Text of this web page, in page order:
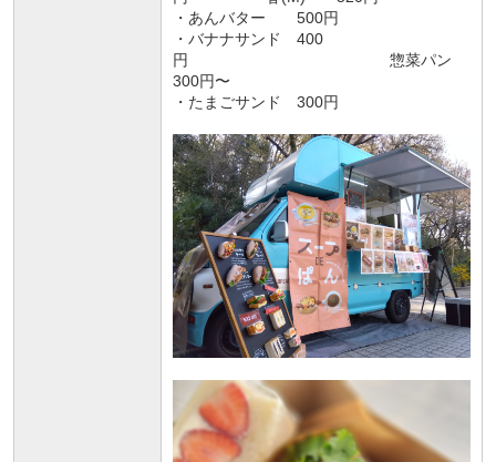
・あんバター 500円
・バナナサンド 400
円 惣菜パン
300円〜
・たまごサンド 300円